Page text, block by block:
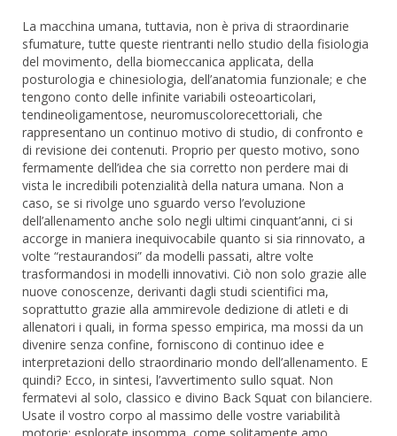
La macchina umana, tuttavia, non è priva di straordinarie
sfumature, tutte queste rientranti nello studio della fisiologia
del movimento, della biomeccanica applicata, della
posturologia e chinesiologia, dell’anatomia funzionale; e che
tengono conto delle infinite variabili osteoarticolari,
tendineoligamentose, neuromuscolorecettoriali, che
rappresentano un continuo motivo di studio, di confronto e
di revisione dei contenuti. Proprio per questo motivo, sono
fermamente dell’idea che sia corretto non perdere mai di
vista le incredibili potenzialità della natura umana. Non a
caso, se si rivolge uno sguardo verso l’evoluzione
dell’allenamento anche solo negli ultimi cinquant’anni, ci si
accorge in maniera inequivocabile quanto si sia rinnovato, a
volte “restaurandosi” da modelli passati, altre volte
trasformandosi in modelli innovativi. Ciò non solo grazie alle
nuove conoscenze, derivanti dagli studi scientifici ma,
soprattutto grazie alla ammirevole dedizione di atleti e di
allenatori i quali, in forma spesso empirica, ma mossi da un
divenire senza confine, forniscono di continuo idee e
interpretazioni dello straordinario mondo dell’allenamento. E
quindi? Ecco, in sintesi, l’avvertimento sullo squat. Non
fermatevi al solo, classico e divino Back Squat con bilanciere.
Usate il vostro corpo al massimo delle vostre variabilità